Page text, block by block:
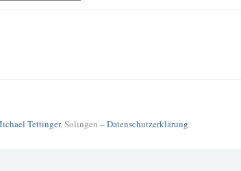
Tettinger, Solingen –Datenschutzerklärung